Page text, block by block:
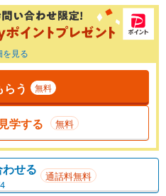
を見る
う 無料
学する 無料
せる 通話料無料